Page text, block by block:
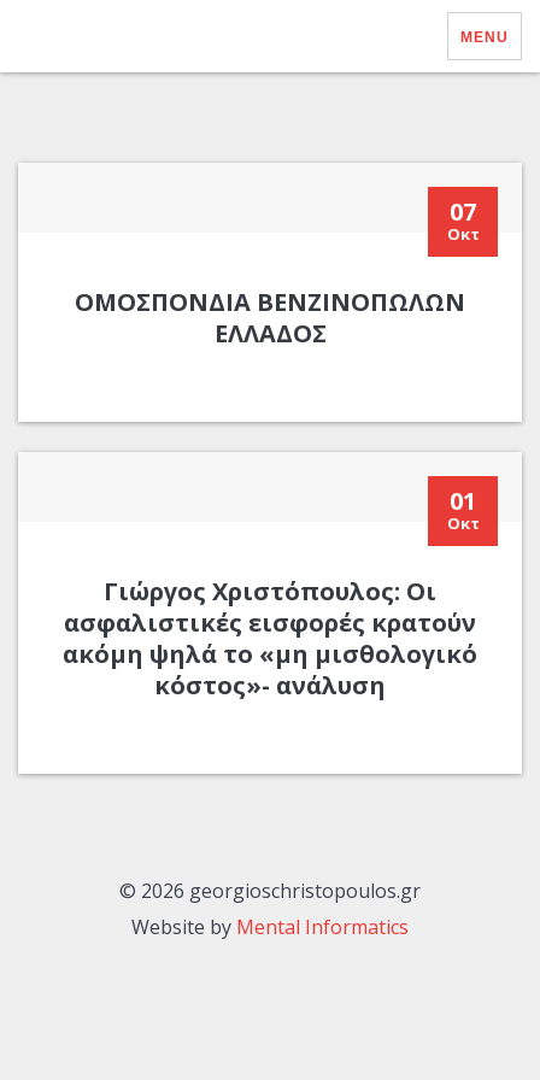
MENU
07
Οκτ
ΟΜΟΣΠΟΝΔΙΑ ΒΕΝΖΙΝΟΠΩΛΩΝ
ΕΛΛΑΔΟΣ
01
Οκτ
Γιώργος Χριστόπουλος: Οι
ασφαλιστικές εισφορές κρατούν
ακόμη ψηλά το «μη μισθολογικό
κόστος»- ανάλυση
© 2026 georgioschristopoulos.gr
Website by Mental Informatics